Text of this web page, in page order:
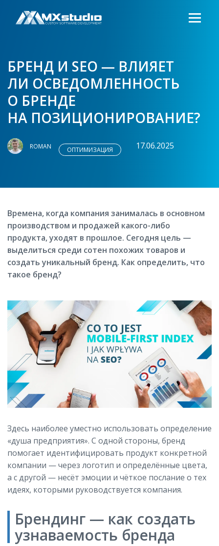
БРЕНД И SEO — ВЛИЯЕТ
ЛИ ОСВЕДОМЛЕННОСТЬ
О БРЕНДЕ
НА ПОЗИЦИОНИРОВАНИЕ?
ROMAN ОПТИМИЗАЦИЯ 17.06.2025
Времена, когда компания занималась в основном
производством и продажей какого-либо
продукта, уходят в прошлое. Сегодня цель —
выделиться среди сотен похожих товаров и
создать уникальный бренд. Как определить, что
такое бренд?
Здесь наиболее уместно использовать определение
«душа предприятия». С одной стороны, бренд
помогает идентифицировать продукт конкретной
компании — через логотип и определённые цвета,
а с другой — несёт эмоции и чёткое послание о тех
идеях, которыми руководствуется компания.
Брендинг — как создать
узнаваемость бренда